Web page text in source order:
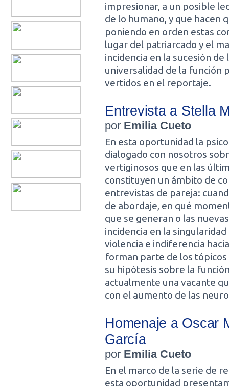
impresionar, a un posible
de lo humano, y que hacen
poniendo en orden estas
lugar del patriarcado y el
incidencia en la sucesión
universalidad de la función
vertidos en el reportaje.
Entrevista a Stella
por Emilia Cueto
En esta oportunidad la
dialogado con nosotros
vertiginosos que en las
constituyen un ámbito de
entrevistas de pareja:
de abordaje, en qué
que se generan o las
incidencia en la
violencia e indiferencia
forman parte de los
su hipótesis sobre la
actualmente una vacante
con el aumento de las
Homenaje a Oscar
García
por Emilia Cueto
En el marco de la serie de
esta oportunidad